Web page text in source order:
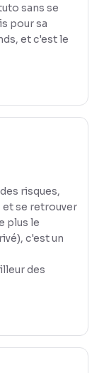
sans se
pour sa
et c'est le
risques,
et se retrouver
plus le
c'est un
des